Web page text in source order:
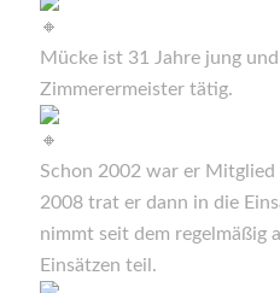
Mücke ist 31 Jahre jung
Zimmerermeister tätig.
Schon 2002 war er
2008 trat er dann in die
nimmt seit dem regelmäßig
Einsätzen teil.